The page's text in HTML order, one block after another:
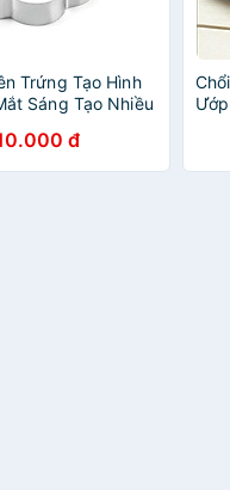
Trứng Tạo Hình
Sáng Tạo Nhiều
Rán Trứng Ốp La,
Chiên Tạo Nhiều
đ